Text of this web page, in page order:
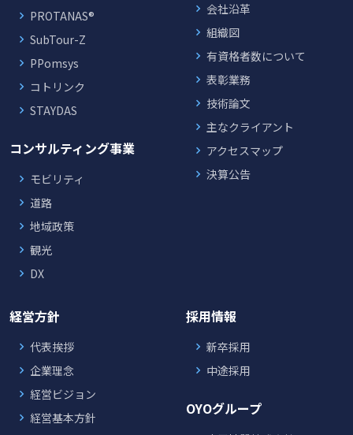
PROTANAS®
SubTour-Z
PPomsys
コトリンク
STAYDAS
コンサルティング事業
モビリティ
道路
地域政策
観光
DX
会社沿革
組織図
有資格者数について
表彰業務
技術論文
主なクライアント
アクセスマップ
決算公告
経営方針
代表挨拶
企業理念
経営ビジョン
経営基本方針
採用情報
新卒採用
中途採用
OYOグループ